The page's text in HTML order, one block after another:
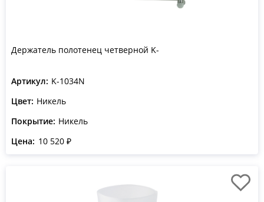
Держатель полотенец четверной K-
Артикул: K-1034N
Цвет: Никель
Покрытие: Никель
Цена: 10 520 ₽